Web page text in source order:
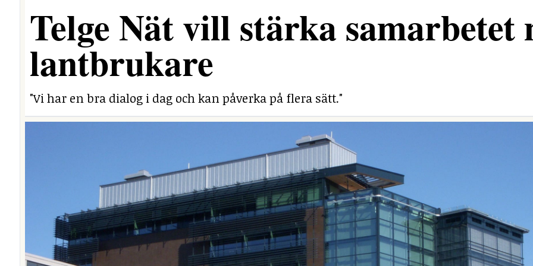
Telge Nät vill stärka samarbetet
lantbrukare
"Vi har en bra dialog i dag och kan påverka på flera sätt."